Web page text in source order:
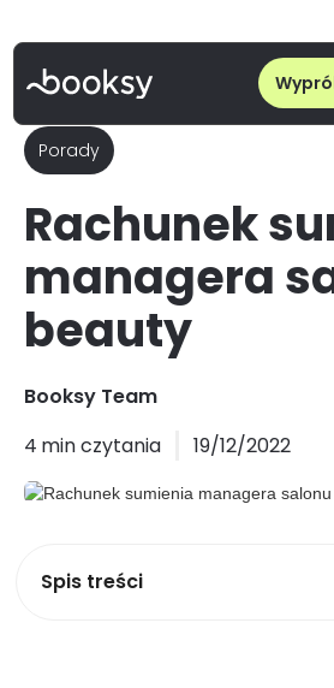
Porady
Rachunek
managera
beauty
Booksy Team
4 min czytania 19/12/2022
Spis treści